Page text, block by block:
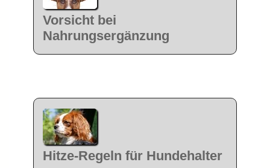
Vorsicht bei
Nahrungsergänzung
Hitze-Regeln für Hundehalter